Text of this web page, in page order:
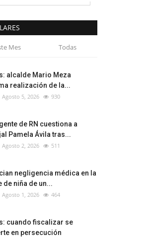
Mes Todas
alcalde Mario Meza
realización de la...
Agosto 5, 2026 930
de RN cuestiona a
Pamela Ávila tras...
Agosto 2, 2026 511
negligencia médica en la
de niña de un...
Agosto 1, 2026 464
cuando fiscalizar se
en persecución